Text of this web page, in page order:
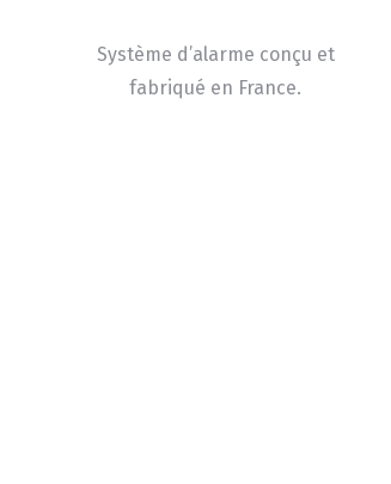
Système d’alarme conçu et
fabriqué en France.